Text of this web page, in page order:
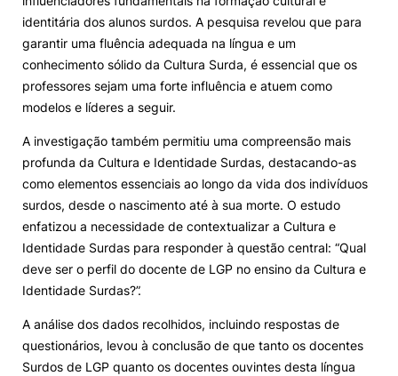
identitária dos alunos surdos. A pesquisa revelou que para
garantir uma fluência adequada na língua e um
conhecimento sólido da Cultura Surda, é essencial que os
professores sejam uma forte influência e atuem como
modelos e líderes a seguir.
A investigação também permitiu uma compreensão mais
profunda da Cultura e Identidade Surdas, destacando-as
como elementos essenciais ao longo da vida dos indivíduos
surdos, desde o nascimento até à sua morte. O estudo
enfatizou a necessidade de contextualizar a Cultura e
Identidade Surdas para responder à questão central: “Qual
deve ser o perfil do docente de LGP no ensino da Cultura e
Identidade Surdas?”.
A análise dos dados recolhidos, incluindo respostas de
questionários, levou à conclusão de que tanto os docentes
Surdos de LGP quanto os docentes ouvintes desta língua